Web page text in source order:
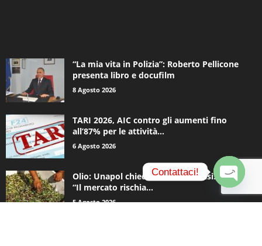
“La mia vita in Polizia”: Roberto Pellicone
presenta libro e docufilm
8 Agosto 2026
TARI 2026, AIC contro gli aumenti fino
all’87% per le attività...
6 Agosto 2026
Olio: Unapol chiede lo stato di crisi. Loiodice:
“Il mercato rischia...
5 Agosto 2026
Contattaci!
O